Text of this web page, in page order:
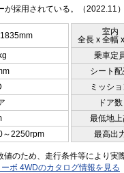
が採用されている。（2022.11）
室内
全長 x 全幅
乗車定
シート配
ミッショ
ドア数
最低地
～2250rpm 最高出
のため、走行条件等により実
ボ 4WDのカタログ情報を見る